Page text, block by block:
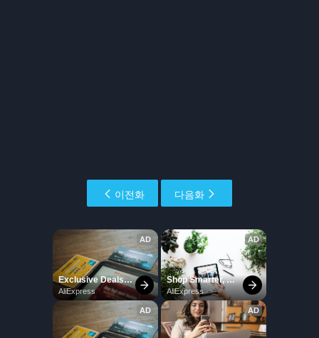
이전화 다음화